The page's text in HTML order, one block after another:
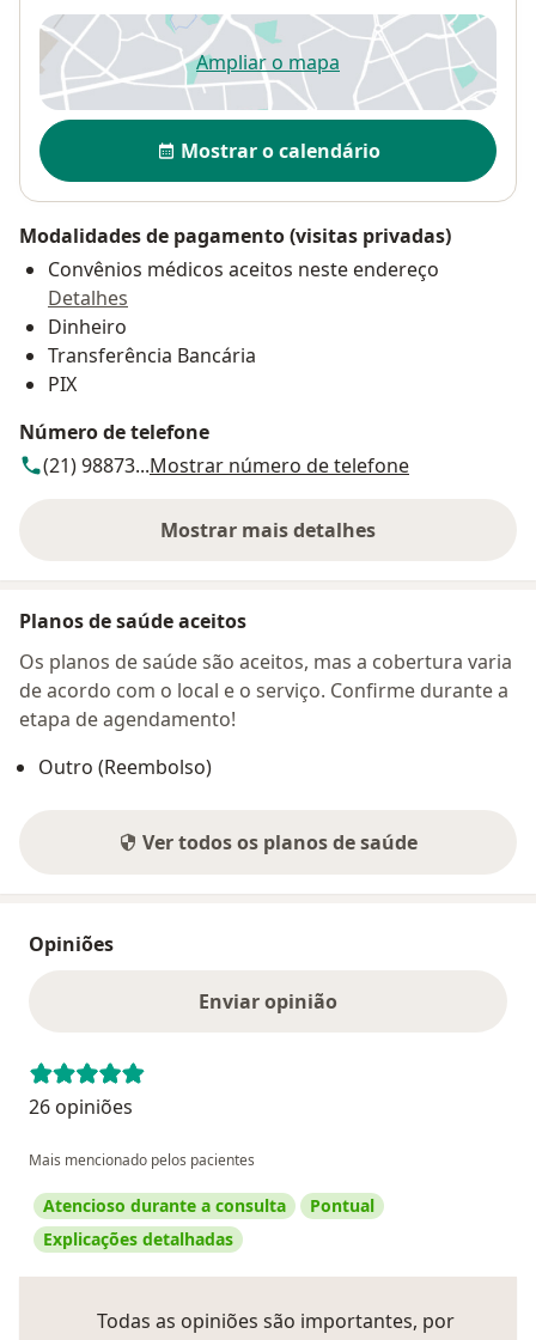
Ampliar o mapaabre num novo separador
Disponibilidade
Mostrar o calendário
Modalidades de pagamento (visitas privadas)
Convênios médicos aceitos neste endereço
Detalhes
Dinheiro
Transferência Bancária
PIX
Número de telefone
(21) 98873...Mostrar número de telefone
Mostrar mais detalhes
sobre o endereço
Planos de saúde aceitos
Os planos de saúde são aceitos, mas a cobertura varia
de acordo com o local e o serviço. Confirme durante a
etapa de agendamento!
Outro (Reembolso)
Ver todos os planos de saúde
Opiniões
Enviar opinião
26 opiniões
Mais mencionado pelos pacientes
Atencioso durante a consulta
Pontual
Explicações detalhadas
Todas as opiniões são importantes, por